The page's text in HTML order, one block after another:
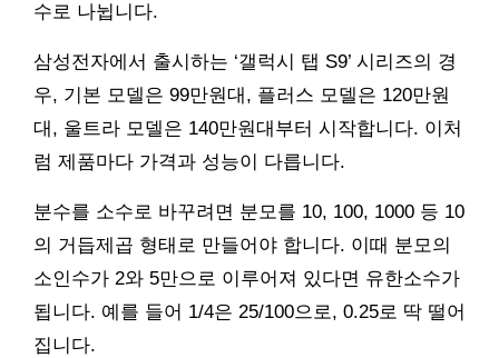
수로 나뉩니다.
삼성전자에서 출시하는 ‘갤럭시 탭 S9’ 시리즈의 경
우, 기본 모델은 99만원대, 플러스 모델은 120만원
대, 울트라 모델은 140만원대부터 시작합니다. 이처
럼 제품마다 가격과 성능이 다릅니다.
분수를 소수로 바꾸려면 분모를 10, 100, 1000 등 10
의 거듭제곱 형태로 만들어야 합니다. 이때 분모의
소인수가 2와 5만으로 이루어져 있다면 유한소수가
됩니다. 예를 들어 1/4은 25/100으로, 0.25로 딱 떨어
집니다.